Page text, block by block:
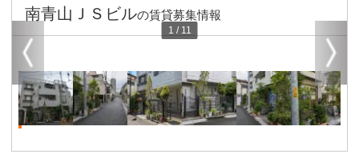
南青山ＪＳビルの賃貸募集情報
1 / 11